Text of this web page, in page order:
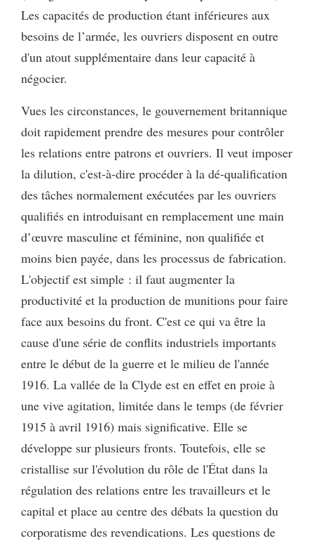
Les capacités de production étant inférieures aux
besoins de l’armée, les ouvriers disposent en outre
d'un atout supplémentaire dans leur capacité à
négocier.
Vues les circonstances, le gouvernement britannique
doit rapidement prendre des mesures pour contrôler
les relations entre patrons et ouvriers. Il veut imposer
la dilution, c'est-à-dire procéder à la dé-qualification
des tâches normalement exécutées par les ouvriers
qualifiés en introduisant en remplacement une main
d’œuvre masculine et féminine, non qualifiée et
moins bien payée, dans les processus de fabrication.
L'objectif est simple : il faut augmenter la
productivité et la production de munitions pour faire
face aux besoins du front. C'est ce qui va être la
cause d'une série de conflits industriels importants
entre le début de la guerre et le milieu de l'année
1916. La vallée de la Clyde est en effet en proie à
une vive agitation, limitée dans le temps (de février
1915 à avril 1916) mais significative. Elle se
développe sur plusieurs fronts. Toutefois, elle se
cristallise sur l'évolution du rôle de l'État dans la
régulation des relations entre les travailleurs et le
capital et place au centre des débats la question du
corporatisme des revendications. Les questions de